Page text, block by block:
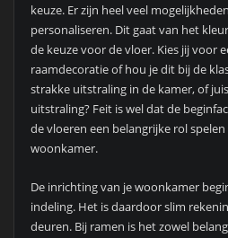
keuze. Er zijn heel veel
personaliseren. Dit gaat van het
de keuze voor de vloer. Kies jij voor
raamdecoratie of hou je dit bij de
strakke uitstraling in de kamer, of
uitstraling? Feit is wel dat de
de vloeren een belangrijke rol
woonkamer.
De inrichting van je woonkamer
indeling. Het is daardoor slim
deuren. Bij ramen is het zowel